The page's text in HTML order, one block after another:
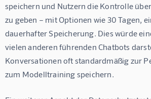
speichern und Nutzern die Kontrolle
zu geben – mit Optionen wie 30 Tagen,
dauerhafter Speicherung. Dies würde
vielen anderen führenden Chatbots
Konversationen oft standardmäßig zur
zum Modelltraining speichern.